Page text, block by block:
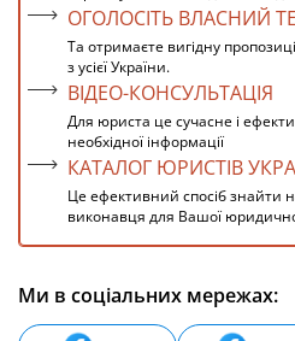
ОГОЛОСІТЬ ВЛАСНИЙ
Та отримаєте вигідну
з усієї України.
ВІДЕО-КОНСУЛЬТАЦІЯ
Для юриста це сучасне і
необхідної інформації
КАТАЛОГ ЮРИСТІВ
Це ефективний спосіб знайти
виконавця для Вашої
Ми в соціальних мережах: